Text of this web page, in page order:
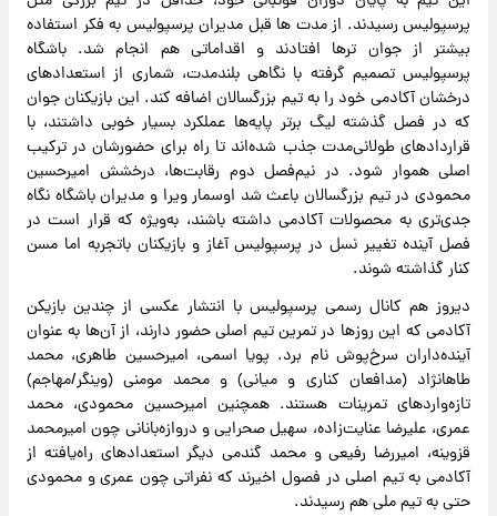
پرسپولیس رسیدند. از مدت ها قبل مدیران پرسپولیس به فکر استفاده
بیشتر از جوان ترها افتادند و اقداماتی هم انجام شد. باشگاه
پرسپولیس تصمیم گرفته با نگاهی بلندمدت، شماری از استعدادهای
درخشان آکادمی خود را به تیم بزرگسالان اضافه کند. این بازیکنان جوان
که در فصل گذشته لیگ برتر پایه‌ها عملکرد بسیار خوبی داشتند، با
قراردادهای طولانی‌مدت جذب شده‌اند تا راه برای حضورشان در ترکیب
اصلی هموار شود. در نیم‌فصل دوم رقابت‌ها، درخشش امیرحسین
محمودی در تیم بزرگسالان باعث شد اوسمار ویرا و مدیران باشگاه نگاه
جدی‌تری به محصولات آکادمی داشته باشند، به‌ویژه که قرار است در
فصل آینده تغییر نسل در پرسپولیس آغاز و بازیکنان باتجربه اما مسن
کنار گذاشته شوند.
دیروز هم کانال رسمی پرسپولیس با انتشار عکسی از چندین بازیکن
آکادمی که این روزها در تمرین تیم اصلی حضور دارند، از آن‌ها به عنوان
آینده‌داران سرخ‌پوش نام برد. پویا اسمی، امیرحسین طاهری، محمد
طاهانژاد (مدافعان کناری و میانی) و محمد مومنی (وینگر/مهاجم)
تازه‌واردهای تمرینات هستند. همچنین امیرحسین محمودی، محمد
عمری، علیرضا عنایت‌زاده، سهیل صحرایی و دروازه‌بانانی چون امیرمحمد
قزوینه، امیررضا رفیعی و محمد گندمی دیگر استعدادهای راه‌یافته از
آکادمی به تیم اصلی در فصول اخیرند که نفراتی چون عمری و محمودی
حتی به تیم ملی هم رسیدند.